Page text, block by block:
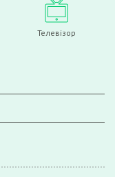
Телевізор